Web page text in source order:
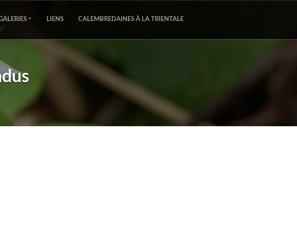
LIENS CALEMBREDAINES À LA TRIENTALE